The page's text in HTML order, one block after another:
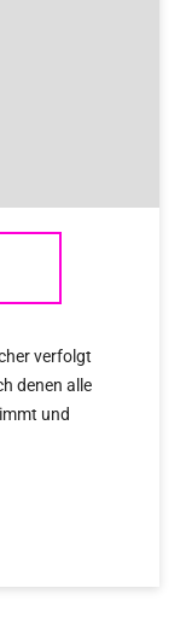
verfolgt
denen alle
und